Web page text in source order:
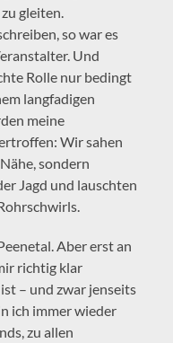
gleiten.
so war es
Und
Rolle nur bedingt
langfadigen
meine
Wir sahen
sondern
Jagd und lauschten
Aber erst an
richtig klar
– und zwar jenseits
ich immer wieder
zu allen